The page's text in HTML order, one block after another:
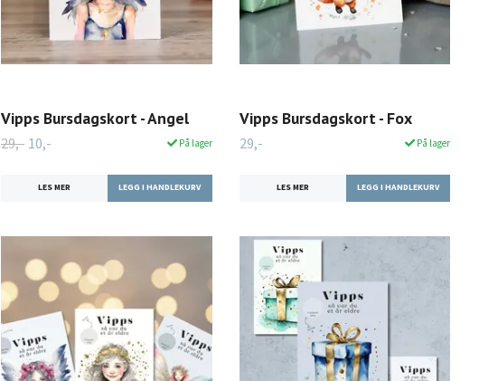
Vipps Bursdagskort - Angel
29,- 10,- På lager
LES MER
Vipps Bursdagskort - Fox
29,- På lager
LES MER